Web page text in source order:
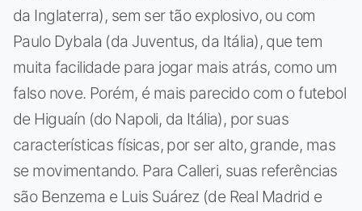
da Inglaterra), sem ser tão explosivo, ou com
Paulo Dybala (da Juventus, da Itália), que tem
muita facilidade para jogar mais atrás, como um
falso nove. Porém, é mais parecido com o futebol
de Higuaín (do Napoli, da Itália), por suas
características físicas, por ser alto, grande, mas
se movimentando. Para Calleri, suas referências
são Benzema e Luis Suárez (de Real Madrid e